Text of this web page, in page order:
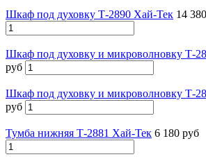
Шкаф под духовку Т-2890 Хай-Тек 14
Шкаф под духовку и микроволновку Т-
руб
Шкаф под духовку и микроволновку Т-
руб
Тумба нижняя Т-2881 Хай-Тек 6 180 руб